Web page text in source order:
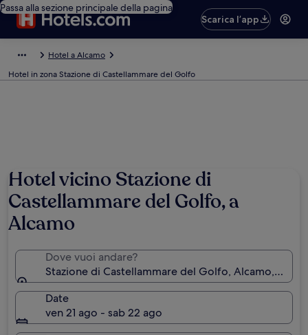
Passa alla sezione principale della pagina
Scarica l’app
Hotel a Alcamo
Hotel in zona Stazione di Castellammare del Golfo
Hotel vicino Stazione di
Castellammare del Golfo, a
Alcamo
Dove vuoi andare?
Stazione di Castellammare del Golfo, Alcamo,
Date
ven 21 ago - sab 22 ago